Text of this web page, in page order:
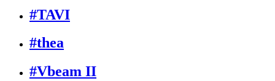
#TAVI
#thea
#Vbeam II